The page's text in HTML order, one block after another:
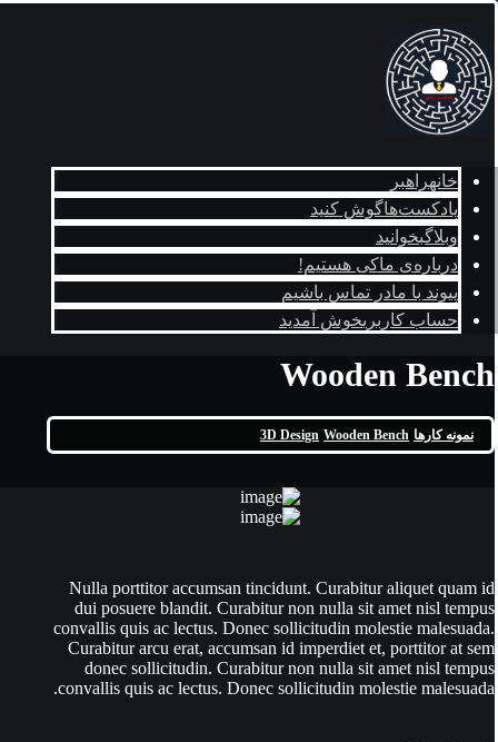
خانهراهبر
پادکست‌هاگوش کنید
وبلاگبخوانید
درباره‌ی ماکی هستیم!
پیوند با مادر تماس باشیم
حساب کاربریخوش آمدید
Wooden Bench
نمونه کارها 3D Design Wooden Bench
Nulla porttitor accumsan tincidunt. Curabitur aliquet quam id
dui posuere blandit. Curabitur non nulla sit amet nisl tempus
convallis quis ac lectus. Donec sollicitudin molestie malesuada.
Curabitur arcu erat, accumsan id imperdiet et, porttitor at sem
donec sollicitudin. Curabitur non nulla sit amet nisl tempus
convallis quis ac lectus. Donec sollicitudin molestie malesuada.